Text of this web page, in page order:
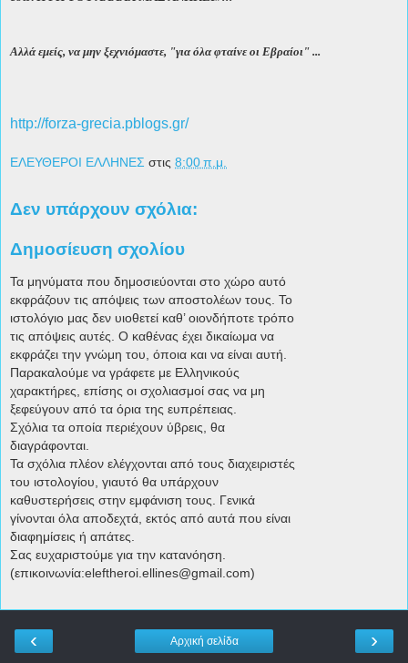
Αλλά εμείς, να μην ξεχνιόμαστε, "για όλα φταίνε οι Εβραίοι" ...
http://forza-grecia.pblogs.gr/
ΕΛΕΥΘΕΡΟΙ ΕΛΛΗΝΕΣ στις 8:00 π.μ.
Δεν υπάρχουν σχόλια:
Δημοσίευση σχολίου
Τα μηνύματα που δημοσιεύονται στο χώρο αυτό
εκφράζουν τις απόψεις των αποστολέων τους. Το
ιστολόγιο μας δεν υιοθετεί καθ’ οιονδήποτε τρόπο
τις απόψεις αυτές. Ο καθένας έχει δικαίωμα να
εκφράζει την γνώμη του, όποια και να είναι αυτή.
Παρακαλούμε να γράφετε με Ελληνικούς
χαρακτήρες, επίσης οι σχολιασμοί σας να μη
ξεφεύγουν από τα όρια της ευπρέπειας.
Σχόλια τα οποία περιέχουν ύβρεις, θα
διαγράφονται.
Τα σχόλια πλέον ελέγχονται από τους διαχειριστές
του ιστολογίου, γιαυτό θα υπάρχουν
καθυστερήσεις στην εμφάνιση τους. Γενικά
γίνονται όλα αποδεχτά, εκτός από αυτά που είναι
διαφημίσεις ή απάτες.
Σας ευχαριστούμε για την κατανόηση.
(επικοινωνία:eleftheroi.ellines@gmail.com)
‹ ›
Αρχική σελίδα